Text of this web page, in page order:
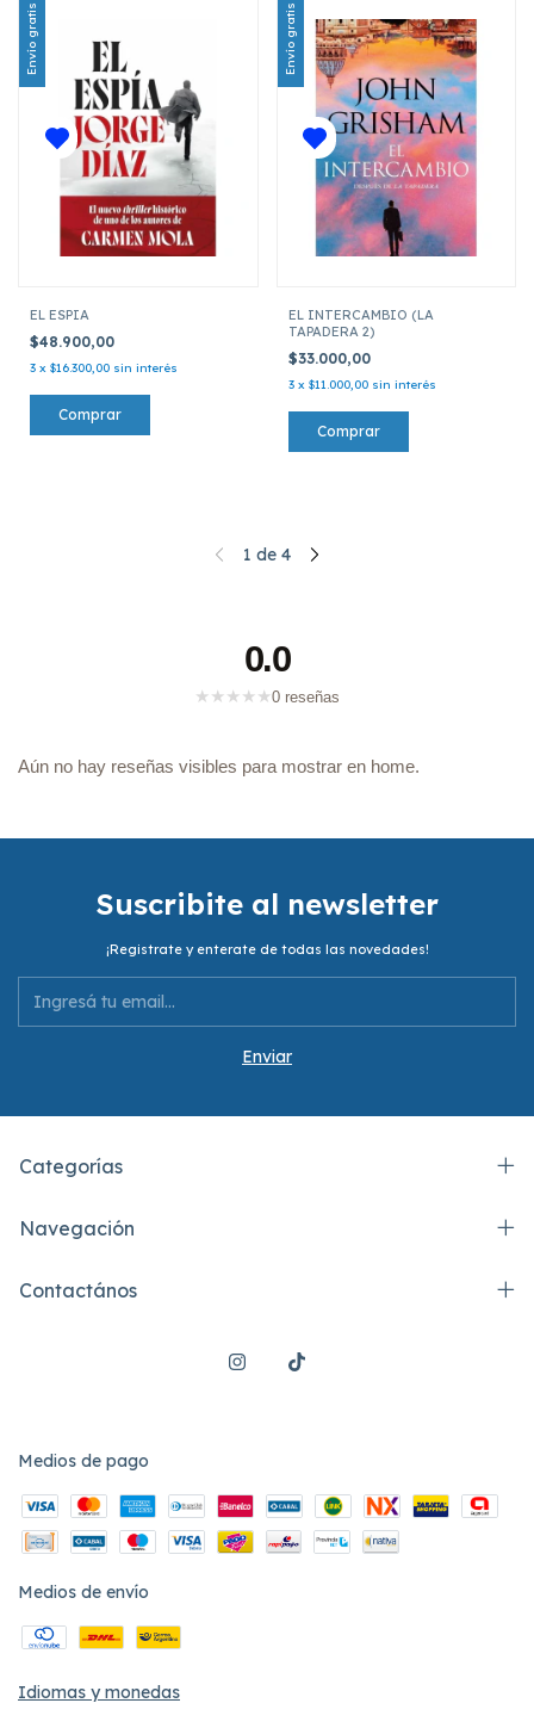
Envío gratis
EL ESPIA
$48.900,00
3 x $16.300,00 sin interés
Envío gratis
EL INTERCAMBIO (LA
TAPADERA 2)
$33.000,00
3 x $11.000,00 sin interés
1 de 4
0.0
★ ★ ★ ★ ★0 reseñas
Aún no hay reseñas visibles para mostrar en home.
Suscribite al newsletter
¡Registrate y enterate de todas las novedades!
Categorías
Navegación
Contactános
Medios de pago
Medios de envío
Idiomas y monedas